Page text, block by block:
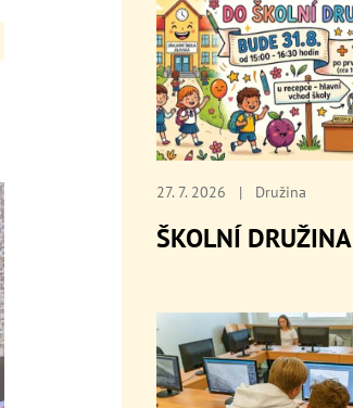
27. 7. 2026 | Družina
ŠKOLNÍ DRUŽINA